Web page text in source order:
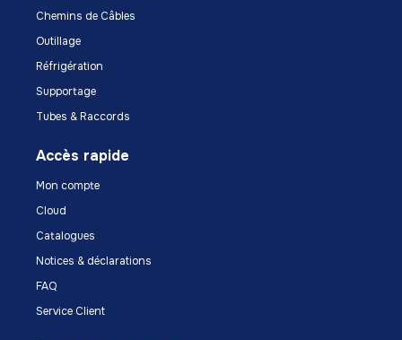
Chemins de Câbles
Outillage
Réfrigération
Supportage
Tubes & Raccords
Accès rapide
Mon compte
Cloud
Catalogues
Notices & déclarations
FAQ
Service Client